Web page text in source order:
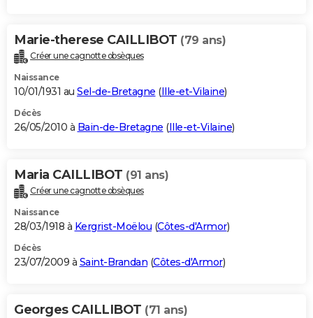
Marie-therese CAILLIBOT (79 ans)
Créer une cagnotte obsèques
Naissance
10/01/1931 au Sel-de-Bretagne (Ille-et-Vilaine)
Décès
26/05/2010 à Bain-de-Bretagne (Ille-et-Vilaine)
Maria CAILLIBOT (91 ans)
Créer une cagnotte obsèques
Naissance
28/03/1918 à Kergrist-Moëlou (Côtes-d'Armor)
Décès
23/07/2009 à Saint-Brandan (Côtes-d'Armor)
Georges CAILLIBOT (71 ans)